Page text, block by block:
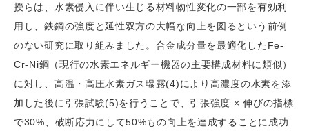
授らは、水素侵入に伴い生じる材料物性変化の一部を有効利
用し、鉄鋼の強度と延性双方の大幅な向上を図るという前例
のない研究に取り組みました。合金成分量を最適化したFe-
Cr-Ni鋼（現行の水素エネルギー機器の主要構成材料に類似）
に対し、高温・高圧水素ガス曝露(4)により高濃度の水素を添
加した後に引張試験(5)を行うことで、引張強度 × 伸びの指標
で30%、破断応力にして50%もの向上を達成することに成功